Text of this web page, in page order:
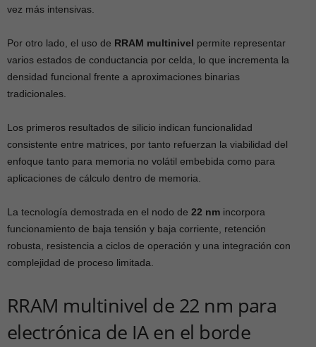
vez más intensivas.
Por otro lado, el uso de RRAM multinivel permite representar
varios estados de conductancia por celda, lo que incrementa la
densidad funcional frente a aproximaciones binarias
tradicionales.
Los primeros resultados de silicio indican funcionalidad
consistente entre matrices, por tanto refuerzan la viabilidad del
enfoque tanto para memoria no volátil embebida como para
aplicaciones de cálculo dentro de memoria.
La tecnología demostrada en el nodo de 22 nm incorpora
funcionamiento de baja tensión y baja corriente, retención
robusta, resistencia a ciclos de operación y una integración con
complejidad de proceso limitada.
RRAM multinivel de 22 nm para
electrónica de IA en el borde